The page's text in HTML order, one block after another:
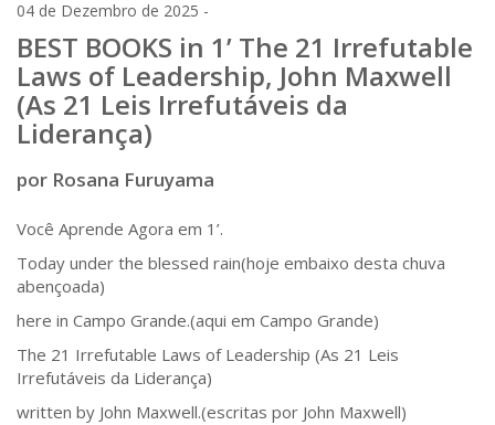
04 de Dezembro de 2025 -
BEST BOOKS in 1’ The 21 Irrefutable
Laws of Leadership, John Maxwell
(As 21 Leis Irrefutáveis da
Liderança)
por Rosana Furuyama
Você Aprende Agora em 1’.
Today under the blessed rain(hoje embaixo desta chuva
abençoada)
here in Campo Grande.(aqui em Campo Grande)
The 21 Irrefutable Laws of Leadership (As 21 Leis
Irrefutáveis da Liderança)
written by John Maxwell.(escritas por John Maxwell)